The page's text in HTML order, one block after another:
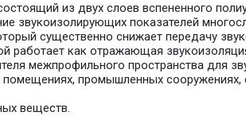
из двух слоев вспененного
звукоизолирующих показателей
существенно снижает передачу
работает как отражающая
межпрофильного пространства для
промышленных сооружениях,
веществ.